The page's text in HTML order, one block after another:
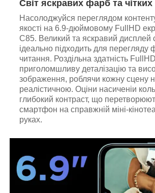
Світ яскравих фарб та чітких
Насолоджуйся переглядом
якості на 6.9-дюймовому FullHD
C85. Великий та яскравий дисплей
ідеально підходить для перегляду
читання. Роздільна здатність
приголомшливу деталізацію та
зображення, роблячи кожну сцену
реалістичною. Оціни насиченіи
глибокий контраст, що
смартфон на справжній міні-
руках.